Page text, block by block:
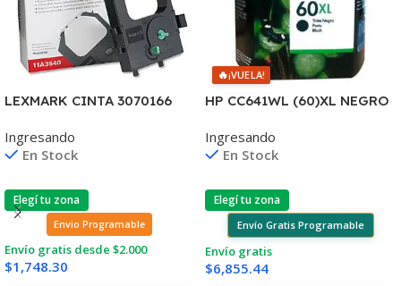
LEXMARK CINTA 3070166
4.000 CPS 11A3540
Ingresando
En Stock
Elegí tu zona
Envio Programable
Envío gratis desde $2.000
$1,748.30
🔥¡VUELA!
HP CC641WL (60)XL NEGRO
F4580/F4280/F4480/D110
Ingresando
En Stock
Elegí tu zona
Envío Gratis Programable
Envío gratis
$6,855.44